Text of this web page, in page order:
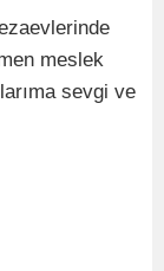
meslek
sevgi ve